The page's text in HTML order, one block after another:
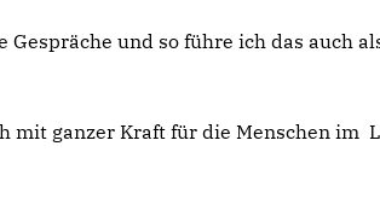
und so führe ich das auch
mit ganzer Kraft für die Menschen im